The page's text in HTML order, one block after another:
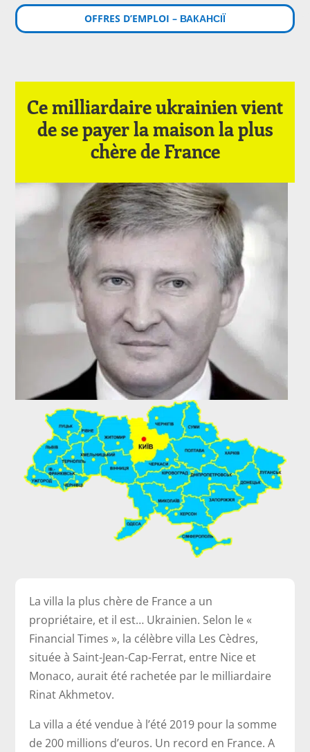
OFFRES D’EMPLOI – ВАКАНСІЇ
Ce milliardaire ukrainien vient
de se payer la maison la plus
chère de France
La villa la plus chère de France a un
propriétaire, et il est… Ukrainien. Selon le «
Financial Times », la célèbre villa Les Cèdres,
située à Saint-Jean-Cap-Ferrat, entre Nice et
Monaco, aurait été rachetée par le milliardaire
Rinat Akhmetov.
La villa a été vendue à l’été 2019 pour la somme
de 200 millions d’euros. Un record en France. A